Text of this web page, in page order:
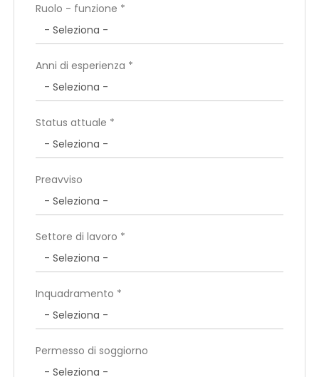
Ruolo - funzione *
Anni di esperienza *
Status attuale *
Preavviso
Settore di lavoro *
Inquadramento *
Permesso di soggiorno